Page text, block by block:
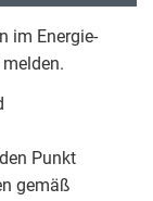
im Energie-
Punkt
gemäß